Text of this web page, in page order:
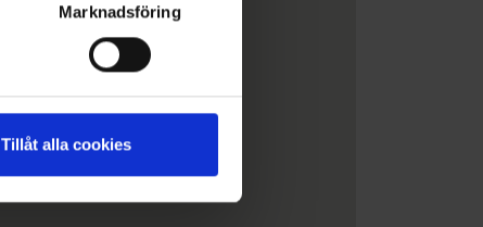
Marknadsföring
Tillåt alla cookies